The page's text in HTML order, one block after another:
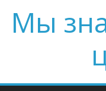
Мы